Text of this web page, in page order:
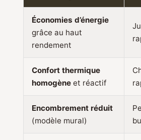
Économies d’énergie
grâce au haut
rendement
Confort thermique
homogène et réactif
Encombrement réduit
(modèle mural)